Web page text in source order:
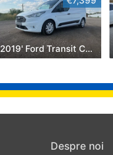
2019' Ford Transit Connect
Despre noi